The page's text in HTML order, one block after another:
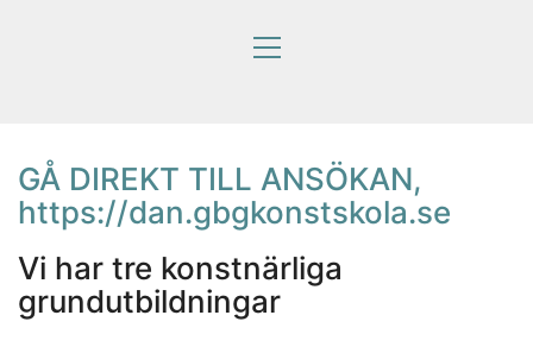
GÅ DIREKT TILL ANSÖKAN,
https://dan.gbgkonstskola.se
Vi har tre konstnärliga
grundutbildningar